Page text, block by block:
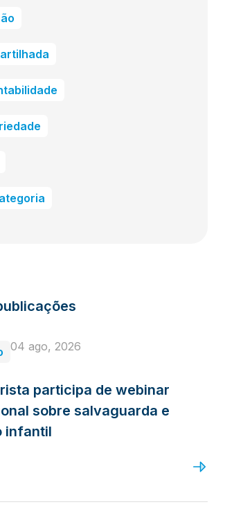
04 ago, 2026
participa de webinar
sobre salvaguarda e
infantil